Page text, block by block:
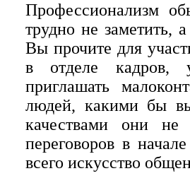
Профессионализм
трудно не заметить,
Вы прочите для
в отделе кадров,
приглашать
людей, какими бы
качествами они не
переговоров в
всего искусство